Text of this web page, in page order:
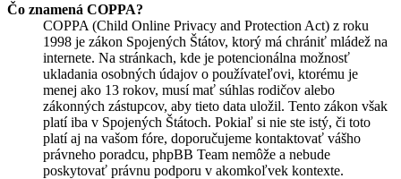
Čo znamená COPPA?
COPPA (Child Online Privacy and Protection Act) z roku
1998 je zákon Spojených Štátov, ktorý má chrániť mládež na
internete. Na stránkach, kde je potencionálna možnosť
ukladania osobných údajov o používateľovi, ktorému je
menej ako 13 rokov, musí mať súhlas rodičov alebo
zákonných zástupcov, aby tieto data uložil. Tento zákon však
platí iba v Spojených Štátoch. Pokiaľ si nie ste istý, či toto
platí aj na vašom fóre, doporučujeme kontaktovať vášho
právneho poradcu, phpBB Team nemôže a nebude
poskytovať právnu podporu v akomkoľvek kontexte.